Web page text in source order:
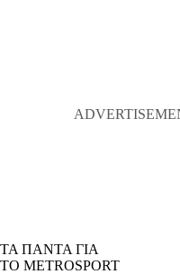
ΤΑ ΠΑΝΤΑ ΓΙΑ
ΤΟ METROSPORT